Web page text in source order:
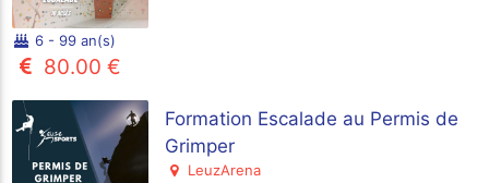
6 - 99 an(s)
80.00 €
Formation Escalade au Permis de
Grimper
LeuzArena